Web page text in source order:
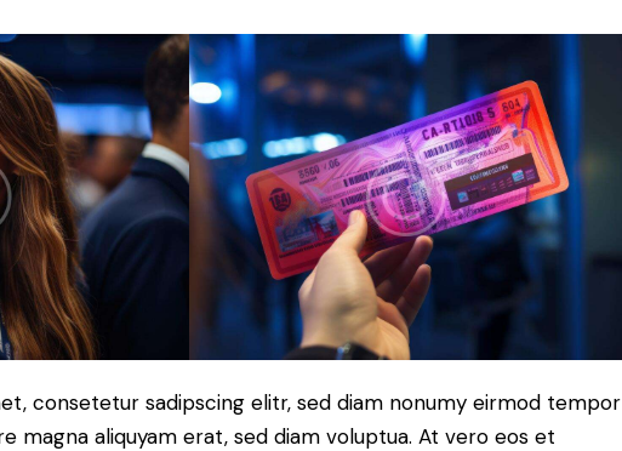
consetetur sadipscing elitr, sed diam nonumy eirmod tempor
magna aliquyam erat, sed diam voluptua. At vero eos et